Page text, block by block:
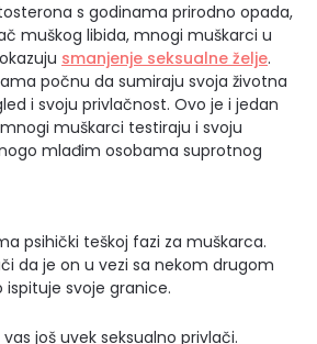
s godinama prirodno opada,
muškog libida, mnogi muškarci u
smanjenje seksualne želje.
počnu da sumiraju svoja životna
i svoju privlačnost. Ovo je i jedan
muškarci testiraju i svoju
mlađim osobama suprotnog
psihički teškoj fazi za muškarca.
da je on u vezi sa nekom drugom
svoje granice.
još uvek seksualno privlači.